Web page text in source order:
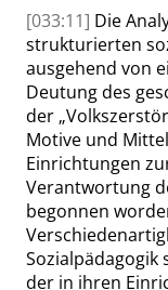
[033:11] Die
strukturierten
ausgehend von
Deutung des
der „
Motive und
Einrichtungen
Verantwortung
begonnen
der in ihren